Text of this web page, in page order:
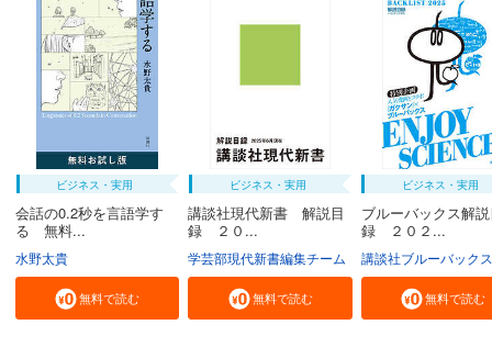
ビジネス・実用
会話の0.2秒を言語学す
る 無料...
水野太貴
無料で読む
ビジネス・実用
講談社現代新書 解説目
録 ２０...
学芸部現代新書編集チーム
無料で読む
ビジネス・実用
ブルーバックス解
録 ２０２...
講談社ブルーバックス
無料で読む